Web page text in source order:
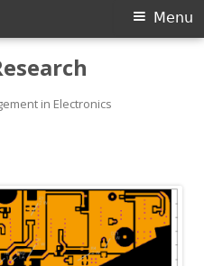
in Electronics
Menu
: